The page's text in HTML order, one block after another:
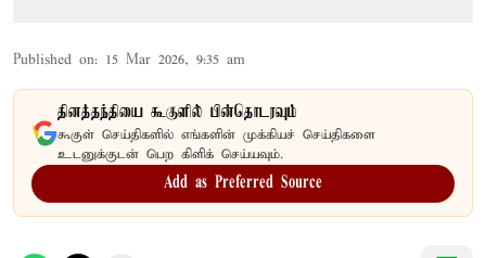
Published on: 15 Mar 2026, 9:35 am
தினத்தந்தியை கூகுளில் பின்தொடரவும்
கூகுள் செய்திகளில் எங்களின் முக்கியச் செய்திகளை
உடனுக்குடன் பெற கிளிக் செய்யவும்.
Add as Preferred Source